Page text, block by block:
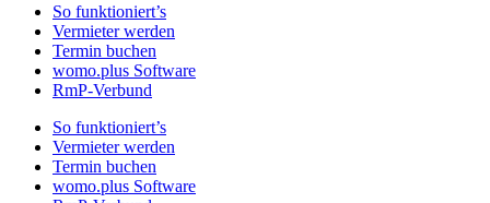
So funktioniert’s
Vermieter werden
Termin buchen
womo.plus Software
RmP-Verbund
So funktioniert’s
Vermieter werden
Termin buchen
womo.plus Software